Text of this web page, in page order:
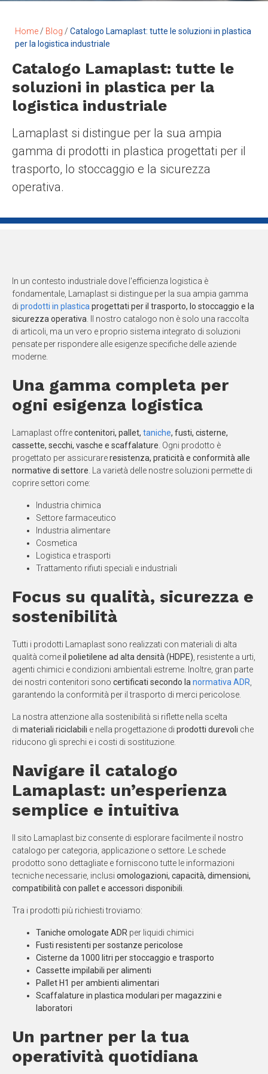
Home / Blog / Catalogo Lamaplast: tutte le soluzioni in plastica
per la logistica industriale
Catalogo Lamaplast: tutte le
soluzioni in plastica per la
logistica industriale
Lamaplast si distingue per la sua ampia
gamma di prodotti in plastica progettati per il
trasporto, lo stoccaggio e la sicurezza
operativa.
In un contesto industriale dove l'efficienza logistica è
fondamentale, Lamaplast si distingue per la sua ampia gamma
di prodotti in plastica progettati per il trasporto, lo stoccaggio e la
sicurezza operativa . Il nostro catalogo non è solo una raccolta
di articoli, ma un vero e proprio sistema integrato di soluzioni
pensate per rispondere alle esigenze specifiche delle aziende
moderne.
Una gamma completa per
ogni esigenza logistica
Lamaplast offrecontenitori, pallet, taniche, fusti, cisterne,
cassette, secchi, vasche e scaffalature . Ogni prodotto è
progettato per assicurareresistenza, praticità e conformità alle
normative di settore . La varietà delle nostre soluzioni permette di
coprire settori come:
Industria chimica
Settore farmaceutico
Industria alimentare
Cosmetica
Logistica e trasporti
Trattamento rifiuti speciali e industriali
Focus su qualità, sicurezza e
sostenibilità
Tutti i prodotti Lamaplast sono realizzati con materiali di alta
qualità comeil polietilene ad alta densità (HDPE) , resistente a urti,
agenti chimici e condizioni ambientali estreme. Inoltre, gran parte
dei nostri contenitori sono certificati secondo la normativa ADR
garantendo la conformità per il trasporto di merci pericolose.
La nostra attenzione alla sostenibilità si riflette nella scelta
di materiali riciclabili e nella progettazione di prodotti durevoli che
riducono gli sprechi e i costi di sostituzione.
Navigare il catalogo
Lamaplast: un’esperienza
semplice e intuitiva
Il sito Lamaplast.biz consente di esplorare facilmente il nostro
catalogo per categoria, applicazione o settore. Le schede
prodotto sono dettagliate e forniscono tutte le informazioni
tecniche necessarie, inclusi omologazioni, capacità, dimensioni,
compatibilità con pallet e accessori disponibili
Tra i prodotti più richiesti troviamo:
Taniche omologate ADR per liquidi chimici
Fusti resistenti per sostanze pericolose
Cisterne da 1000 litri per stoccaggio e trasporto
Cassette impilabili per alimenti
Pallet H1 per ambienti alimentari
Scaffalature in plastica modulari per magazzini e
laboratori
Un partner per la tua
operatività quotidiana